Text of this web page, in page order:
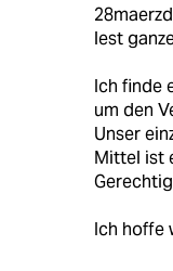
lest
Ich finde
um den
Unser
Mittel ist
Ich hoffe